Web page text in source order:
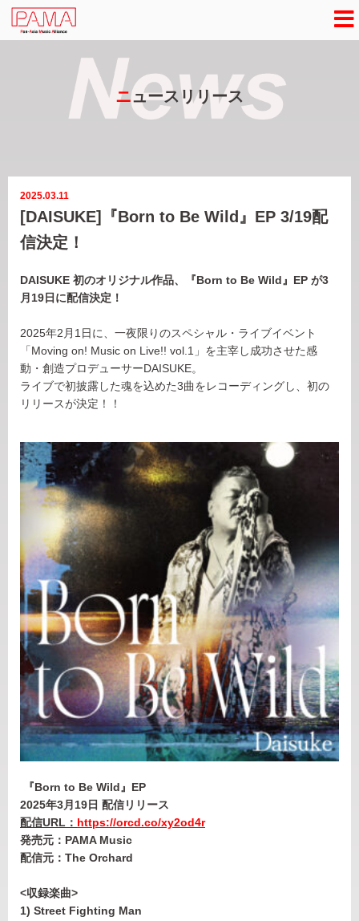
ニュースリリース
2025.03.11
[DAISUKE]『Born to Be Wild』EP 3/19配
信決定！
DAISUKE 初のオリジナル作品、『Born to Be Wild』EP が3
月19日に配信決定！
2025年2月1日に、一夜限りのスペシャル・ライブイベント
「Moving on! Music on Live!! vol.1」を主宰し成功させた感
動・創造プロデューサーDAISUKE。
ライブで初披露した魂を込めた3曲をレコーディングし、初の
リリースが決定！！
『Born to Be Wild』EP
2025年3月19日 配信リリース
配信URL： https://orcd.co/xy2od4r
発売元：PAMA Music
配信元：The Orchard
<収録楽曲>
1) Street Fighting Man